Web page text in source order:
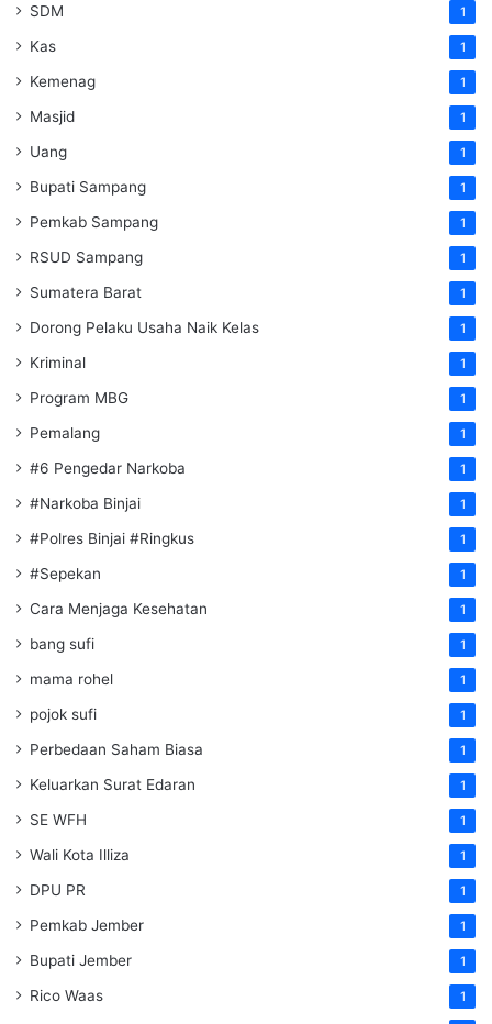
SDM 1
Kas 1
Kemenag 1
Masjid 1
Uang 1
Bupati Sampang 1
Pemkab Sampang 1
RSUD Sampang 1
Sumatera Barat 1
Dorong Pelaku Usaha Naik Kelas 1
Kriminal 1
Program MBG 1
Pemalang 1
#6 Pengedar Narkoba 1
#Narkoba Binjai 1
#Polres Binjai #Ringkus 1
#Sepekan 1
Cara Menjaga Kesehatan 1
bang sufi 1
mama rohel 1
pojok sufi 1
Perbedaan Saham Biasa 1
Keluarkan Surat Edaran 1
SE WFH 1
Wali Kota Illiza 1
DPU PR 1
Pemkab Jember 1
Bupati Jember 1
Rico Waas 1